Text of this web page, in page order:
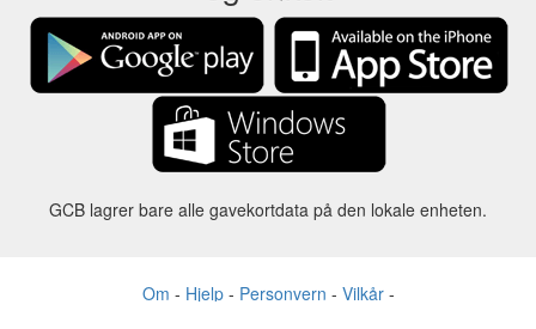
GCB lagrer bare alle gavekortdata på den lokale enheten.
Om - Hjelp- Personvern - Vilkår-